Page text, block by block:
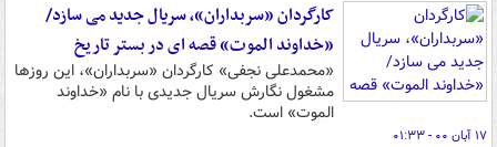
کارگردان «سربداران»، سریال جدید می سازد/
«خداوند الموت» قصه ای در بستر تاریخ
«محمدعلی نجفی» کارگردان «سربداران»، این روزها
مشغول نگارش سریال جدیدی با نام «خداوند
الموت» است.
۱۷ آبان ۰۰ - ۰۱:۳۳